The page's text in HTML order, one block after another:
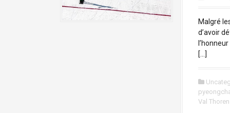
Malgré
d’avoir
[…]
Val